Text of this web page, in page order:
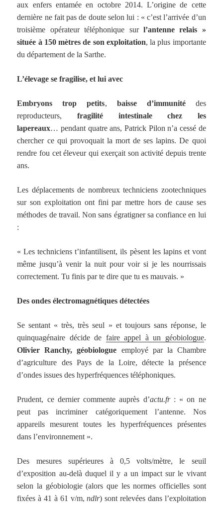
aux enfers entamée en octobre 2014. L’origine de cette
dernière ne fait pas de doute selon lui : « c’est l’arrivée d’un
troisième opérateur téléphonique sur l’antenne relais »
située à 150 mètres de son exploitation, la plus importante
du département de la Sarthe.
L’élevage se fragilise, et lui avec
Embryons trop petits, baisse d’immunitédes
reproducteurs, fragilité intestinale chez les
lapereaux… pendant quatre ans, Patrick Pilon n’a cessé de
chercher ce qui provoquait la mort de ses lapins. De quoi
rendre fou cet éleveur qui exerçait son activité depuis trente
ans.
Les déplacements de nombreux techniciens zootechniques
sur son exploitation ont fini par mettre hors de cause ses
méthodes de travail. Non sans égratigner sa confiance en lui
:
« Les techniciens t’infantilisent, ils pèsent les lapins et vont
même jusqu’à venir la nuit pour voir si je les nourrissais
correctement. Tu finis par te dire que tu es mauvais. »
Des ondes électromagnétiques détectées
Se sentant « très, très seul » et toujours sans réponse, le
quinquagénaire décide de faire appel à un géobiologue.
Olivier Ranchy, géobiologue employé par la Chambre
d’agriculture des Pays de la Loire, détecte la présence
d’ondes issues des hyperfréquences téléphoniques.
Prudent, ce dernier commente auprès d’actu.fr: « on ne
peut pas incriminer catégoriquement l’antenne. Nos
appareils mesurent toutes les hyperfréquences présentes
dans l’environnement ».
Des mesures supérieures à 0,5 volts/mètre, le seuil
d’exposition au-delà duquel il y a un impact sur le vivant
selon la géobiologie (alors que les normes officielles sont
fixées à 41 à 61 v/m,ndlr) sont relevées dans l’exploitation